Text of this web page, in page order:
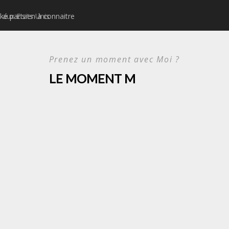
parisien à connaitre
Prenez un moment avec Moi ?
LE MOMENT M